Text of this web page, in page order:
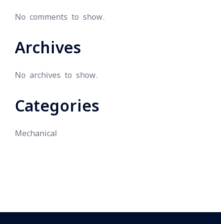
No comments to show.
Archives
No archives to show.
Categories
Mechanical